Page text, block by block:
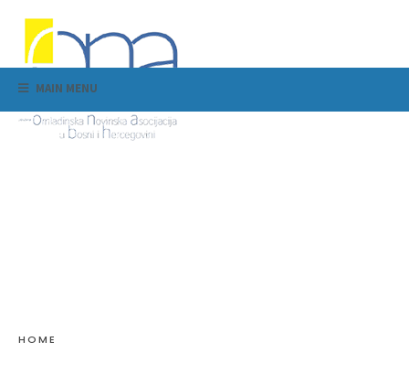
MAIN MENU
HOME